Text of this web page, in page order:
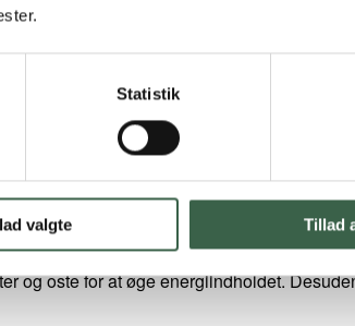
Statistik
valgte Tillad
små måltider.
og oste for at øge energiindholdet.